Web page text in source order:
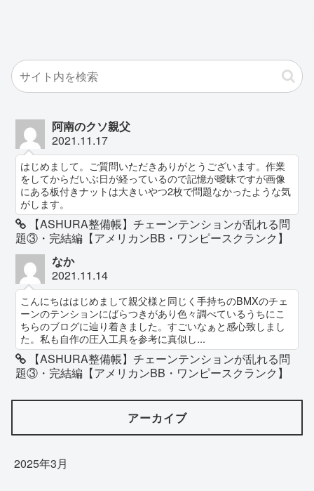
阿南のクソ親父
2021.11.17
はじめまして。ご質問いただきありがとうございます。作業
をしてからだいぶ日が経っているので記憶が曖昧ですが画像
にある板付きナットは大きいやつ2枚で問題なかったような気
がします。
【ASHURA整備帳】チェーンテンションが乱れる問
題③・完結編【アメリカンBB・ワンピースクランク】
なか
2021.11.14
こんにちははじめまして親父様と同じく手持ちのBMXのチェ
ーンのテンションにばらつきがあり色々調べているうちにこ
ちらのブログに辿り着きました。すごいなぁと感心致しまし
た。私も自作の圧入工具を参考に真似し...
【ASHURA整備帳】チェーンテンションが乱れる問
題③・完結編【アメリカンBB・ワンピースクランク】
アーカイブ
2025年3月